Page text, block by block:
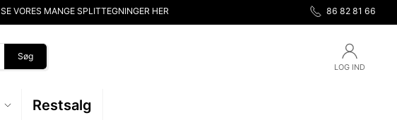
SE VORES MANGE SPLITTEGNINGER HER 86 82 81 66
Søg
LOG IND
Restsalg